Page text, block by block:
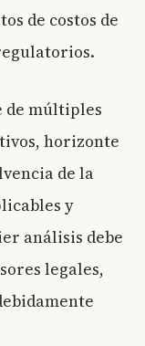
de costos de
de múltiples
horizonte
de la
y
análisis debe
legales,